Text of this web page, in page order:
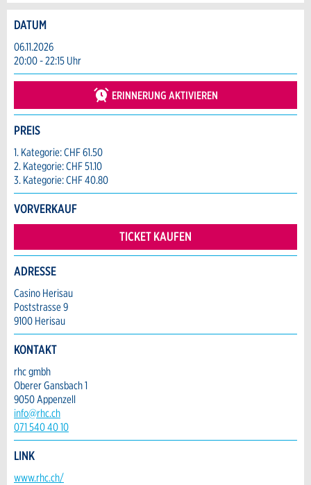
Anzeige beanstanden
Ihr Feedback wird sehr geschätzt!
Allgemeines Feedback
Anzeige nicht mehr gültig
Anzeige unvollständig
Nachricht
* Eingabe erforderlich
Mail an guidle übermittelt.
Anzeige weiterempfehlen
Empfehlen Sie diese Anzeige an Freunde
* Eingabe erforderlich
ANZEIGE WEITEREMPFEHLEN
Schliessen
Reservation
Veranstaltungsdatum *:
Anzahl der Teilnehmer *:
Vorname / Nachname *:
Firma / Organisation:
Strasse und Nr. *:
PLZ / Ort *:
E-Mail *:
DATUM
06.11.2026
20:00 - 22:15 Uhr
ERINNERUNG AKTIVIEREN
PREIS
1. Kategorie: CHF 61.50
2. Kategorie: CHF 51.10
3. Kategorie: CHF 40.80
VORVERKAUF
TICKET KAUFEN
ADRESSE
Casino Herisau
Poststrasse 9
9100 Herisau
KONTAKT
rhc gmbh
Oberer Gansbach 1
9050 Appenzell
info@rhc.ch
071 540 40 10
Kontakt
LINK
www.rhc.ch/